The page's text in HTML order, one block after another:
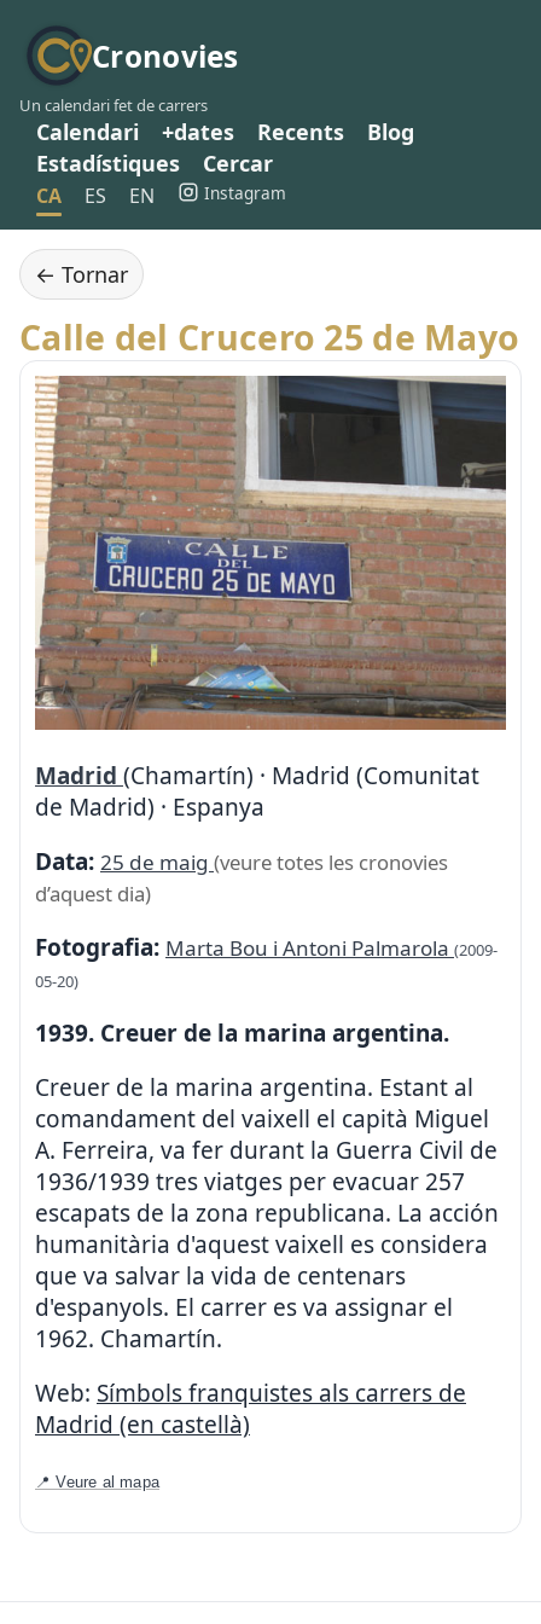
Cronovies
Un calendari fet de carrers
Calendari +dates Recents
Blog
Estadístiques
Cercar
CA ES EN Instagram
← Tornar
Calle del Crucero 25 de Mayo
Madrid (Chamartín) · Madrid (Comunitat
de Madrid) · Espanya
Data: 25 de maig (veure totes les cronovies
d’aquest dia)
Fotografia: Marta Bou i Antoni Palmarola (2009-
05-20)
1939. Creuer de la marina argentina.
Creuer de la marina argentina. Estant al
comandament del vaixell el capità Miguel
A. Ferreira, va fer durant la Guerra Civil de
1936/1939 tres viatges per evacuar 257
escapats de la zona republicana. La acción
humanitària d'aquest vaixell es considera
que va salvar la vida de centenars
d'espanyols. El carrer es va assignar el
1962. Chamartín.
Web: Símbols franquistes als carrers de
Madrid (en castellà)
📍 Veure al mapa